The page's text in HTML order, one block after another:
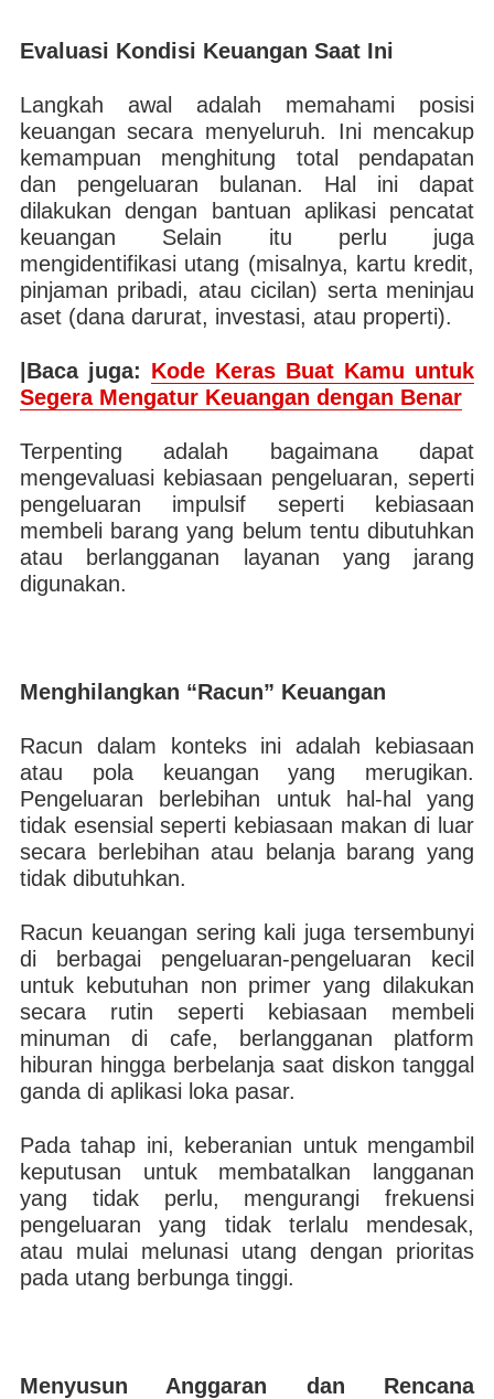
Evaluasi Kondisi Keuangan Saat Ini
Langkah awal adalah memahami posisi
keuangan secara menyeluruh. Ini mencakup
kemampuan menghitung total pendapatan
dan pengeluaran bulanan. Hal ini dapat
dilakukan dengan bantuan aplikasi pencatat
keuangan Selain itu perlu juga
mengidentifikasi utang (misalnya, kartu kredit,
pinjaman pribadi, atau cicilan) serta meninjau
aset (dana darurat, investasi, atau properti).
|Baca juga: Kode Keras Buat Kamu untuk
Segera Mengatur Keuangan dengan Benar
Terpenting adalah bagaimana dapat
mengevaluasi kebiasaan pengeluaran, seperti
pengeluaran impulsif seperti kebiasaan
membeli barang yang belum tentu dibutuhkan
atau berlangganan layanan yang jarang
digunakan.
Menghilangkan “Racun” Keuangan
Racun dalam konteks ini adalah kebiasaan
atau pola keuangan yang merugikan.
Pengeluaran berlebihan untuk hal-hal yang
tidak esensial seperti kebiasaan makan di luar
secara berlebihan atau belanja barang yang
tidak dibutuhkan.
Racun keuangan sering kali juga tersembunyi
di berbagai pengeluaran-pengeluaran kecil
untuk kebutuhan non primer yang dilakukan
secara rutin seperti kebiasaan membeli
minuman di cafe, berlangganan platform
hiburan hingga berbelanja saat diskon tanggal
ganda di aplikasi loka pasar.
Pada tahap ini, keberanian untuk mengambil
keputusan untuk membatalkan langganan
yang tidak perlu, mengurangi frekuensi
pengeluaran yang tidak terlalu mendesak,
atau mulai melunasi utang dengan prioritas
pada utang berbunga tinggi.
Menyusun Anggaran dan Rencana